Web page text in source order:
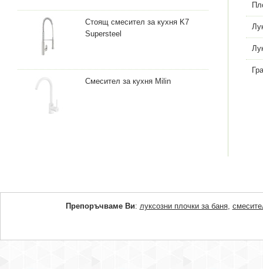
Стоящ смесител за кухня K7
Supersteel
Смесител за кухня Milin
Препоръчваме Ви: луксозни плочки за баня,